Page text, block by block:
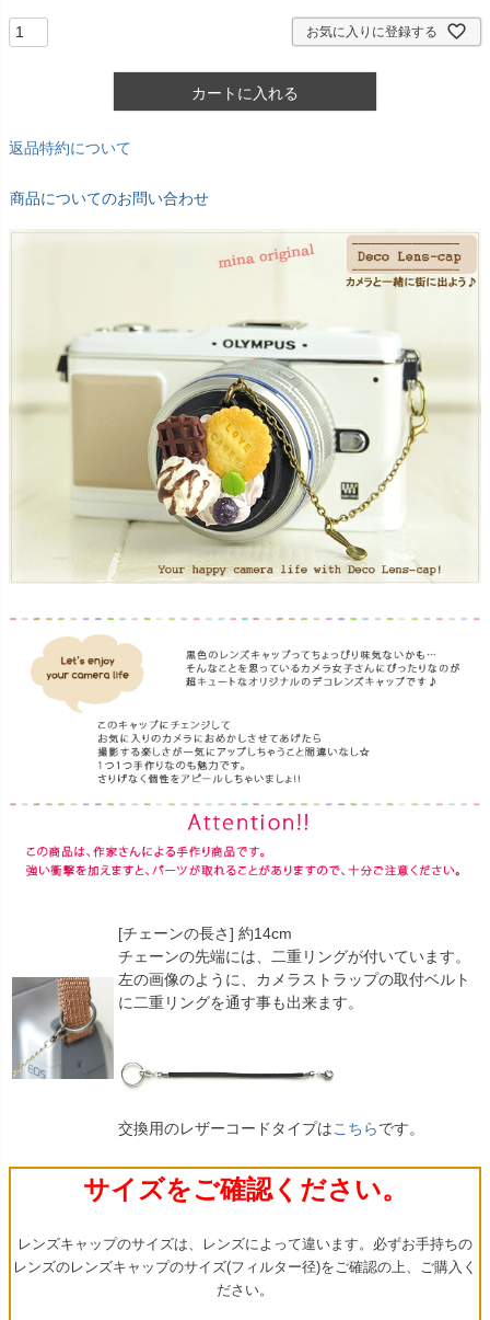
お気に入りに登録する
カートに入れる
返品特約について
商品についてのお問い合わせ
[チェーンの長さ] 約14cm
チェーンの先端には、二重リングが付いています。
左の画像のように、カメラストラップの取付ベルト
に二重リングを通す事も出来ます。
交換用のレザーコードタイプはこちらです。
サイズをご確認ください。
レンズキャップのサイズは、レンズによって違います。必ずお手持ちの
レンズのレンズキャップのサイズ(フィルター径)をご確認の上、ご購入く
ださい。